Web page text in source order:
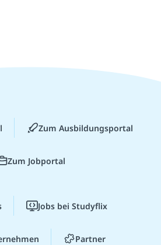
Zum Ausbildungsportal
Zum Jobportal
Jobs bei Studyflix
Partner